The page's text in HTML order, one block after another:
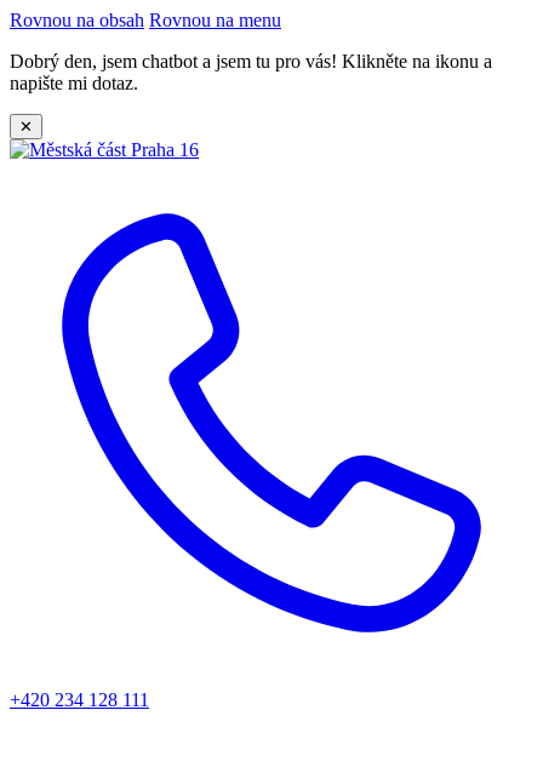
Rovnou na obsah Rovnou na menu
Dobrý den, jsem chatbot a jsem tu pro vás! Klikněte na ikonu a
napište mi dotaz.
✕
+420 234 128 111